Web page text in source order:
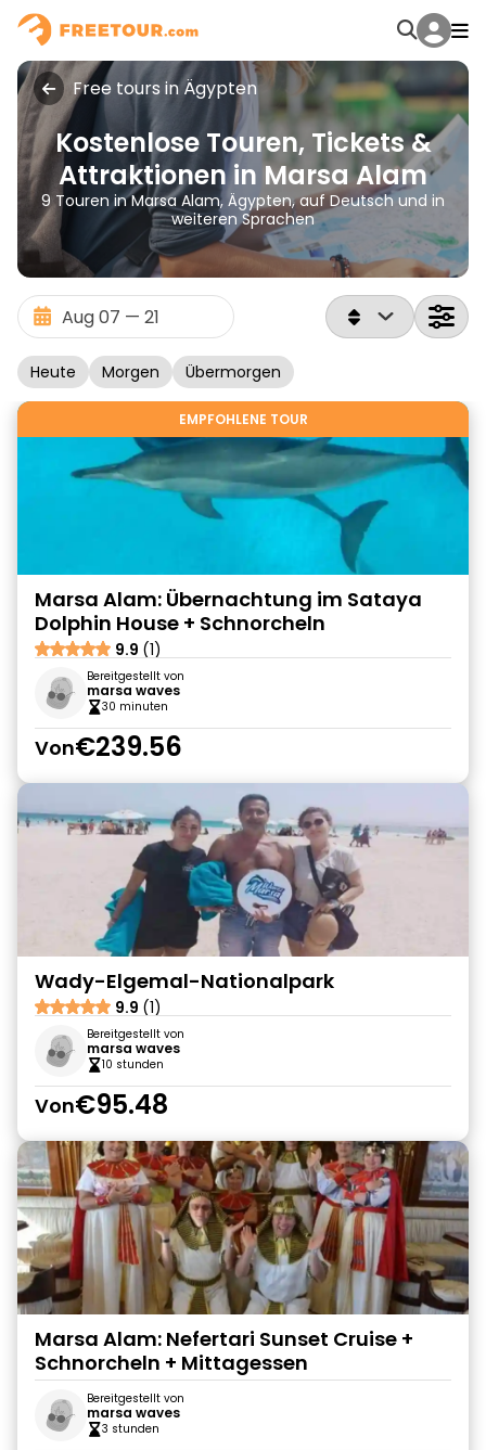
Free tours in Ägypten
Kostenlose Touren, Tickets &
Attraktionen in Marsa Alam
9 Touren in Marsa Alam, Ägypten, auf Deutsch und in
weiteren Sprachen
Heute Morgen Übermorgen
EMPFOHLENE TOUR
Marsa Alam: Übernachtung im Sataya
Dolphin House + Schnorcheln
9.9 (1)
Bereitgestellt von
marsa waves
30 minuten
Von€239.56
Wady-Elgemal-Nationalpark
9.9 (1)
Bereitgestellt von
marsa waves
10 stunden
Von€95.48
Marsa Alam: Nefertari Sunset Cruise +
Schnorcheln + Mittagessen
Bereitgestellt von
marsa waves
3 stunden